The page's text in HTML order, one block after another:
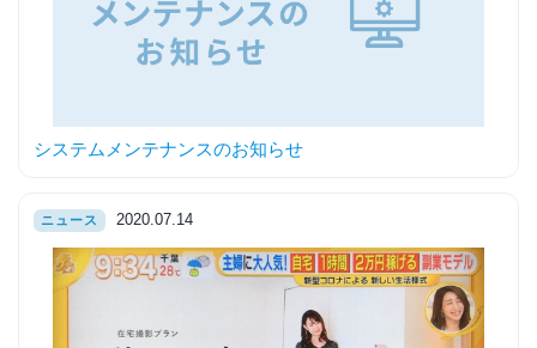
システムメンテナンスのお知らせ
ニュース 2020.07.14